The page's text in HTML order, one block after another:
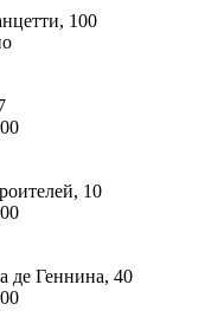
100
10
де Геннина, 40